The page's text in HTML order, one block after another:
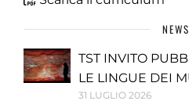
NEWS
TST INVITO
LE LINGUE DEI
31 LUGLIO 2026